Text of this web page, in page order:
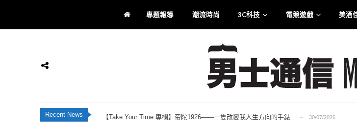
專題報導 潮流時尚 3C科技 電競遊戲 美酒
男士通信
男士專屬
Recent News
JBL Live 全新智慧降噪耳機系列 藍牙 6.0 智慧觸控盒震撼登港 25/07/2026
香港科研28年品牌 INNOTIER 創辦人Juliana 專訪：從口罩到貼身衣物 最高規格的防護...
Momax 屯門市廣場品牌店正式開業！「Recharge for Tuen Mun」為主題注入生活能量...
刺客教條：黑旗同步重置 評測：海盜黃金時代的忠實重生，Ubisoft 的一次及時救贖...